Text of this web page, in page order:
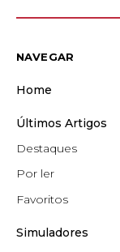
NAVEGAR
Home
Últimos Artigos
Destaques
Por ler
Favoritos
Simuladores